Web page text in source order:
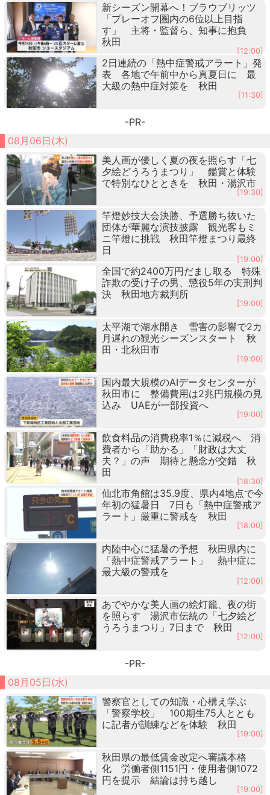
新シーズン開幕へ！ブラウブリッツ
「プレーオフ圏内の6位以上目指
す」 主将・監督ら、知事に抱負
秋田
[12:00]
2日連続の「熱中症警戒アラート」発
表 各地で午前中から真夏日に 最
大級の熱中症対策を 秋田
[11:30]
-PR-
08月06日(木)
美人画が優しく夏の夜を照らす「七
夕絵どうろうまつり」 鑑賞と体験
で特別なひとときを 秋田・湯沢市
[19:30]
竿燈妙技大会決勝、予選勝ち抜いた
団体が華麗な演技披露 観光客もミ
ニ竿燈に挑戦 秋田竿燈まつり最終
日
[19:00]
全国で約2400万円だまし取る 特殊
詐欺の受け子の男、懲役5年の実刑判
決 秋田地方裁判所
[19:00]
太平湖で湖水開き 雪害の影響で2カ
月遅れの観光シーズンスタート 秋
田・北秋田市
[19:00]
国内最大規模のAIデータセンターが
秋田市に 整備費用は2兆円規模の見
込み UAEが一部投資へ
[19:00]
飲食料品の消費税率1％に減税へ 消
費者から「助かる」「財政は大丈
夫？」の声 期待と懸念が交錯 秋
田
[18:30]
仙北市角館は35.9度、県内4地点で今
年初の猛暑日 7日も「熱中症警戒ア
ラート」厳重に警戒を 秋田
[18:00]
内陸中心に猛暑の予想 秋田県内に
「熱中症警戒アラート」 熱中症に
最大級の警戒を
[12:00]
あでやかな美人画の絵灯籠、夜の街
を照らす 湯沢市伝統の「七夕絵ど
うろうまつり」7日まで 秋田
[12:00]
-PR-
08月05日(水)
警察官としての知識・心構え学ぶ
「警察学校」 100期生75人ととも
に記者が訓練などを体験 秋田
[19:00]
秋田県の最低賃金改定へ審議本格
化 労働者側1151円・使用者側1072
円を提示 結論は持ち越し
[19:00]